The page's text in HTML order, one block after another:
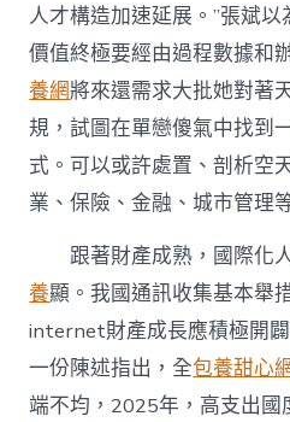
人才構造加速延展。”張斌
價值終極要經由過程數據和
養網將來還需求大批她對著
規，試圖在單戀傻氣中找到
式。可以或許處置、剖析空
業、保險、金融、城市管理
跟著財產成熟，國際化
養顯。我國通訊收集基本舉
internet財產成長應積極開
一份陳述指出，全包養甜心
端不均，2025年，高支出國